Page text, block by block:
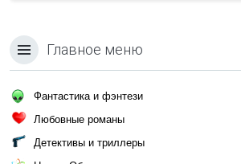
Главное меню
Фантастика и фэнтези
Любовные романы
Детективы и триллеры